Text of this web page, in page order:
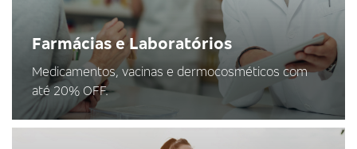
Farmácias e Laboratórios
Medicamentos, vacinas e dermocosméticos com
até 20% OFF.